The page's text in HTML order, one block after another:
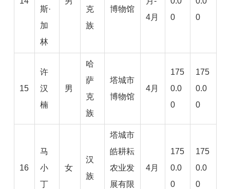
斯·
加
林
克
族
博物馆
4月
0
0
15
许
汉
楠
男
哈
萨
克
族
塔城市
博物馆
4月
175
0.0
0
175
0.0
0
16
马
小
丁
女
汉
族
塔城市
皓耕耘
农业发
展有限
4月
175
0.0
0
175
0.0
0